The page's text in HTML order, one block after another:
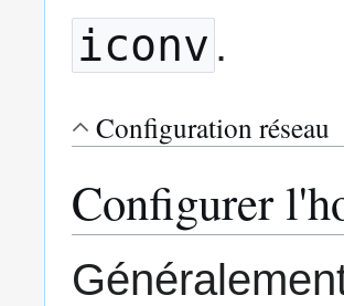
iconv .
Configuration réseau
Configurer